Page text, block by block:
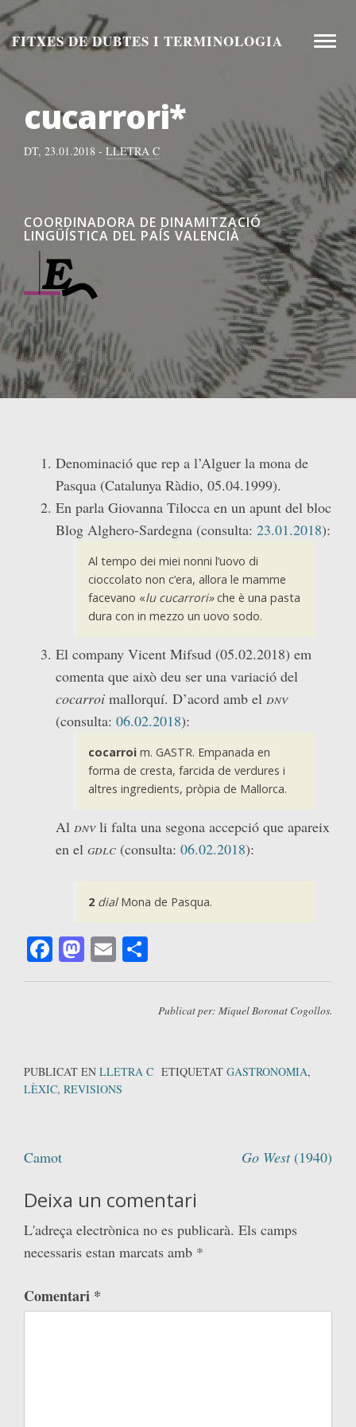
Aneu
al
contingut
Toggle
FITXES DE DUBTES I TERMINOLOGIA
cucarrori*
DT, 23.01.2018 - LLETRA C
COORDINADORA DE DINAMITZACIÓ
LINGÜÍSTICA DEL PAÍS VALENCIÀ
Denominació que rep a l’Alguer la mona de
Pasqua (Catalunya Ràdio, 05.04.1999).
En parla Giovanna Tilocca en un apunt del bloc
Blog Alghero-Sardegna (consulta: 23.01.2018):
Al tempo dei miei nonni l’uovo di
cioccolato non c’era, allora le mamme
facevano «lu cucarrori»che è una pasta
dura con in mezzo un uovo sodo.
El company Vicent Mifsud (05.02.2018) em
comenta que això deu ser una variació del
cocarroi mallorquí. D’acord amb el dnv
(consulta: 06.02.2018):
cocarroim. GASTR. Empanada en
forma de cresta, farcida de verdures i
altres ingredients, pròpia de Mallorca.
Al dnvli falta una segona accepció que apareix
en el gdlc (consulta: 06.02.2018):
2dialMona de Pasqua.
Facebook
Mastodon
Email
Publicat per: Miquel Boronat Cogollos.
PUBLICAT EN LLETRA C ETIQUETAT GASTRONOMIA,
LÈXIC, REVISIONS
Navegació
Camot Go West(1940)
Deixa un comentari
L'adreça electrònica no es publicarà. Els camps
necessaris estan marcats amb *
Comentari *